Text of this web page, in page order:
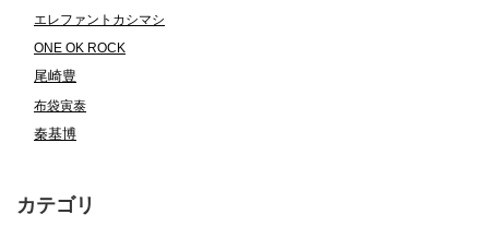
エレファントカシマシ
ONE OK ROCK
尾崎豊
布袋寅泰
秦基博
カテゴリ